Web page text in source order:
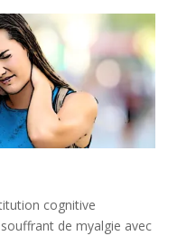
cognitive
de myalgie avec